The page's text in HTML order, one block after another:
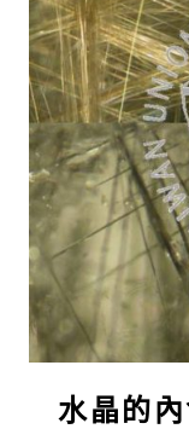
水晶的